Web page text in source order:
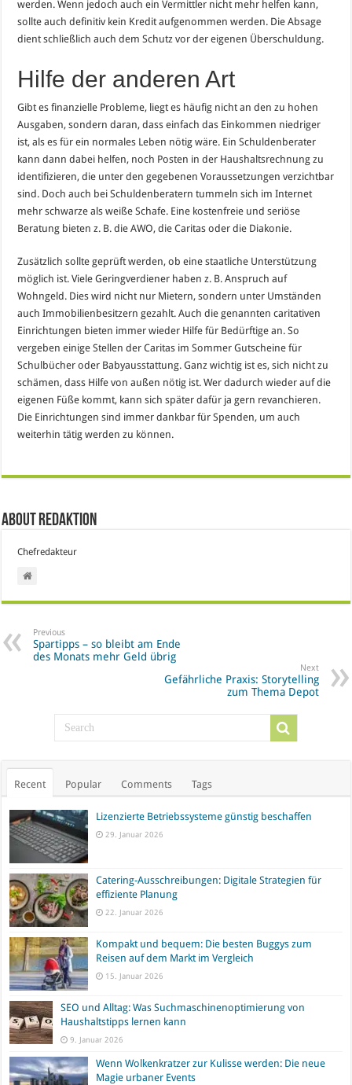
werden. Wenn jedoch auch ein Vermittler nicht mehr helfen kann,
sollte auch definitiv kein Kredit aufgenommen werden. Die Absage
dient schließlich auch dem Schutz vor der eigenen Überschuldung.
Hilfe der anderen Art
Gibt es finanzielle Probleme, liegt es häufig nicht an den zu hohen
Ausgaben, sondern daran, dass einfach das Einkommen niedriger
ist, als es für ein normales Leben nötig wäre. Ein Schuldenberater
kann dann dabei helfen, noch Posten in der Haushaltsrechnung zu
identifizieren, die unter den gegebenen Voraussetzungen verzichtbar
sind. Doch auch bei Schuldenberatern tummeln sich im Internet
mehr schwarze als weiße Schafe. Eine kostenfreie und seriöse
Beratung bieten z. B. die AWO, die Caritas oder die Diakonie.
Zusätzlich sollte geprüft werden, ob eine staatliche Unterstützung
möglich ist. Viele Geringverdiener haben z. B. Anspruch auf
Wohngeld. Dies wird nicht nur Mietern, sondern unter Umständen
auch Immobilienbesitzern gezahlt. Auch die genannten caritativen
Einrichtungen bieten immer wieder Hilfe für Bedürftige an. So
vergeben einige Stellen der Caritas im Sommer Gutscheine für
Schulbücher oder Babyausstattung. Ganz wichtig ist es, sich nicht zu
schämen, dass Hilfe von außen nötig ist. Wer dadurch wieder auf die
eigenen Füße kommt, kann sich später dafür ja gern revanchieren.
Die Einrichtungen sind immer dankbar für Spenden, um auch
weiterhin tätig werden zu können.
About Redaktion
Chefredakteur
Previous
Spartipps – so bleibt am Ende
des Monats mehr Geld übrig
Next
Gefährliche Praxis: Storytelling
zum Thema Depot
Recent Popular Comments Tags
Lizenzierte Betriebssysteme günstig beschaffen
29. Januar 2026
Catering-Ausschreibungen: Digitale Strategien für
effiziente Planung
22. Januar 2026
Kompakt und bequem: Die besten Buggys zum
Reisen auf dem Markt im Vergleich
15. Januar 2026
SEO und Alltag: Was Suchmaschinenoptimierung von
Haushaltstipps lernen kann
9. Januar 2026
Wenn Wolkenkratzer zur Kulisse werden: Die neue
Magie urbaner Events